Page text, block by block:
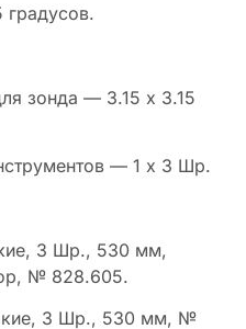
градусов.
зонда — 3.15 x 3.15
— 1 x 3 Шр.
3 Шр., 530 мм,
№ 828.605.
3 Шр., 530 мм, №